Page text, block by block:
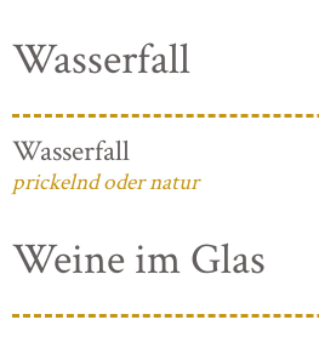
Wasserfall
Wasserfall
prickelnd oder natur
Weine im Glas